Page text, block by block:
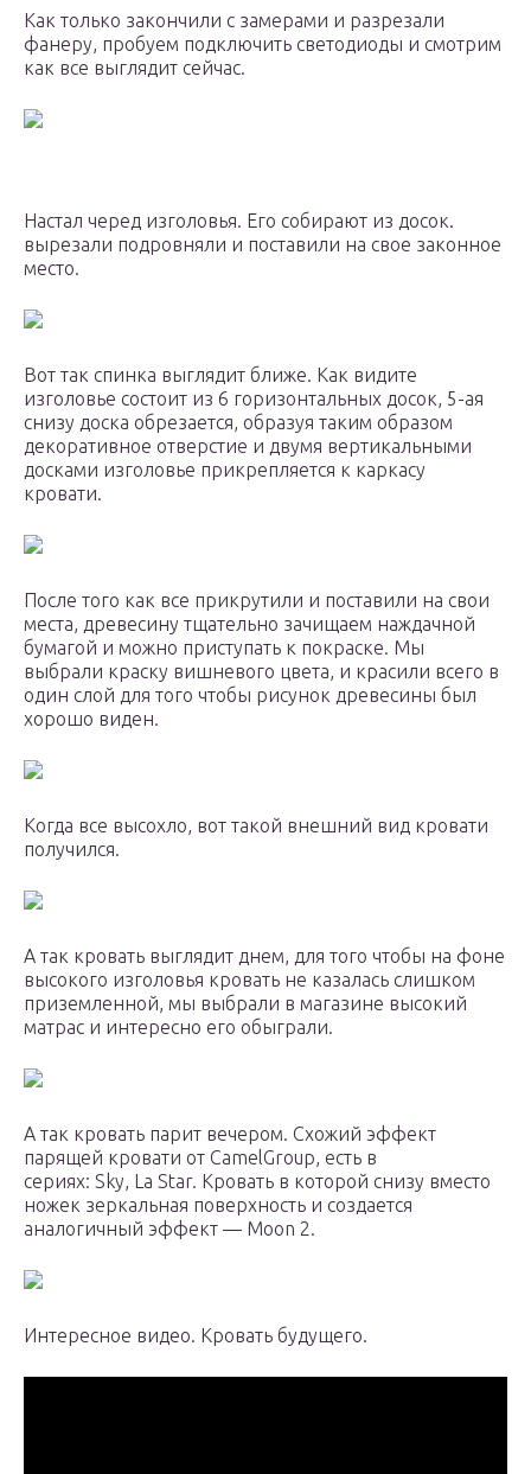
Как только закончили с замерами и разрезали
фанеру, пробуем подключить светодиоды и смотрим
как все выглядит сейчас.
Настал черед изголовья. Его собирают из досок.
вырезали подровняли и поставили на свое законное
место.
Вот так спинка выглядит ближе. Как видите
изголовье состоит из 6 горизонтальных досок, 5-ая
снизу доска обрезается, образуя таким образом
декоративное отверстие и двумя вертикальными
досками изголовье прикрепляется к каркасу
кровати.
После того как все прикрутили и поставили на свои
места, древесину тщательно зачищаем наждачной
бумагой и можно приступать к покраске. Мы
выбрали краску вишневого цвета, и красили всего в
один слой для того чтобы рисунок древесины был
хорошо виден.
Когда все высохло, вот такой внешний вид кровати
получился.
А так кровать выглядит днем, для того чтобы на фоне
высокого изголовья кровать не казалась слишком
приземленной, мы выбрали в магазине высокий
матрас и интересно его обыграли.
А так кровать парит вечером. Схожий эффект
парящей кровати от CamelGroup, есть в
сериях: Sky, La Star. Кровать в которой снизу вместо
ножек зеркальная поверхность и создается
аналогичный эффект — Moon 2.
Интересное видео. Кровать будущего.